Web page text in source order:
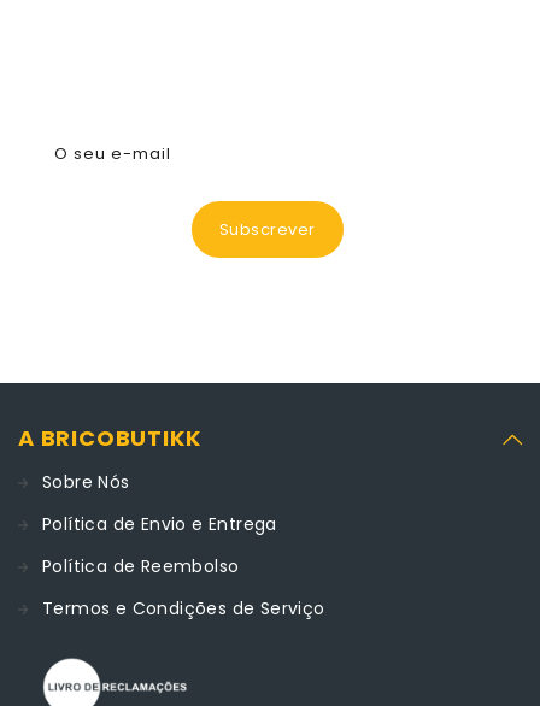
O seu e-mail
Subscrever
A BRICOBUTIKK
Sobre Nós
Política de Envio e Entrega
Política de Reembolso
Termos e Condições de Serviço